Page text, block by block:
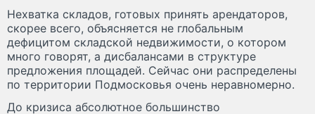
Нехватка складов, готовых принять арендаторов,
скорее всего, объясняется не глобальным
дефицитом складской недвижимости, о котором
много говорят, а дисбалансами в структуре
предложения площадей. Сейчас они распределены
по территории Подмосковья очень неравномерно.
До кризиса абсолютное большинство